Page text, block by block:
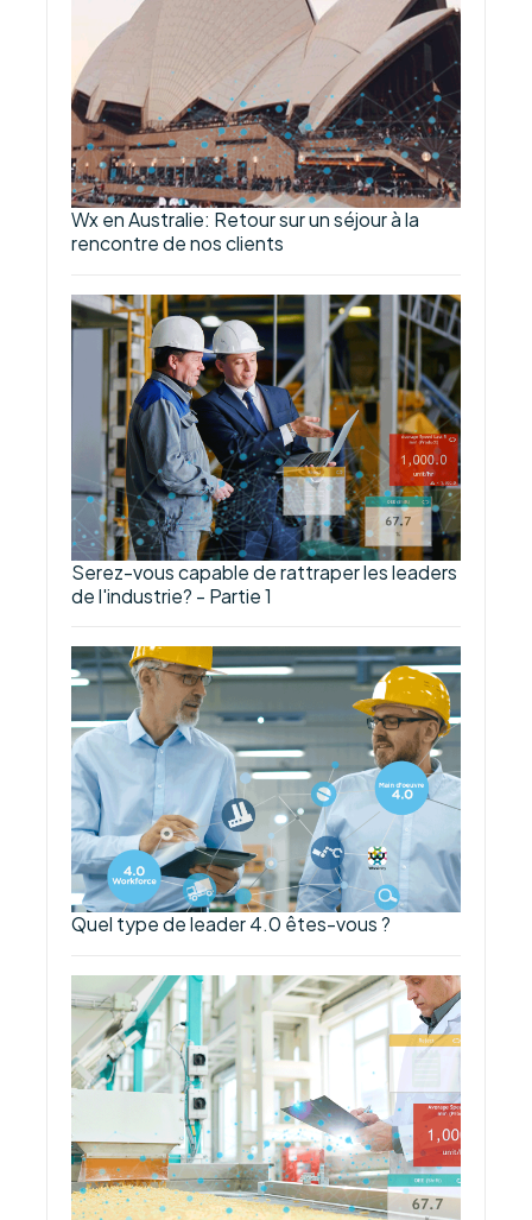
Wx en Australie: Retour sur un séjour à la
rencontre de nos clients
Serez-vous capable de rattraper les leaders
de l'industrie? - Partie 1
Quel type de leader 4.0 êtes-vous ?